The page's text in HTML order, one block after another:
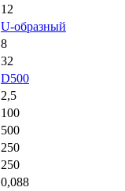
12
U-образный
8
32
D500
2,5
100
500
250
250
0,088